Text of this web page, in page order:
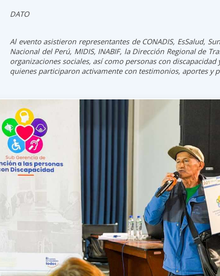
DATO
Al evento asistieron representantes de CONADIS, EsSalud,
Nacional del Perú, MIDIS, INABIF, la Dirección Regional de
organizaciones sociales, así como personas con discapacidad
quienes participaron activamente con testimonios, aportes y